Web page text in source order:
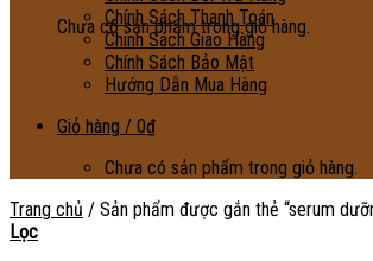
Chưa có sản phẩm trong giỏ hàng.
Chính Sách Thanh Toán
Chính Sách Giao Hàng
Chính Sách Bảo Mật
Hướng Dẫn Mua Hàng
Giỏ hàng / 0₫
Chưa có sản phẩm trong giỏ hàng.
Trang chủ / Sản phẩm được gắn thẻ “serum
Lọc